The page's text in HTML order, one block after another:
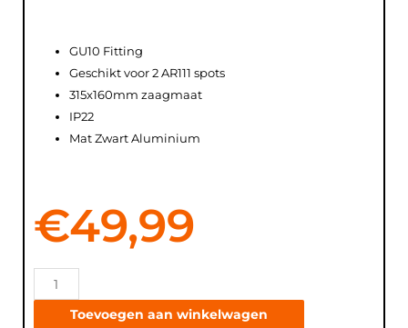
GU10 Fitting
Geschikt voor 2 AR111 spots
315x160mm zaagmaat
IP22
Mat Zwart Aluminium
€49,99
Toevoegen aan winkelwagen